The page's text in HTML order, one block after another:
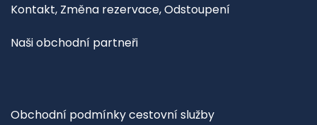
Kontakt, Změna rezervace, Odstoupení
Naši obchodní partneři
Obchodní podmínky cestovní služby